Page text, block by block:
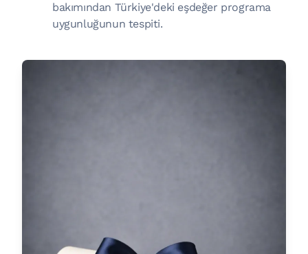
bakımından Türkiye'deki eşdeğer programa
uygunluğunun tespiti.